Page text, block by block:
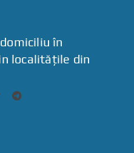
în
localitățile din